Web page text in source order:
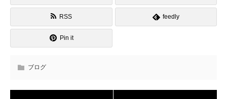
RSS feedly
Pin it
ブログ